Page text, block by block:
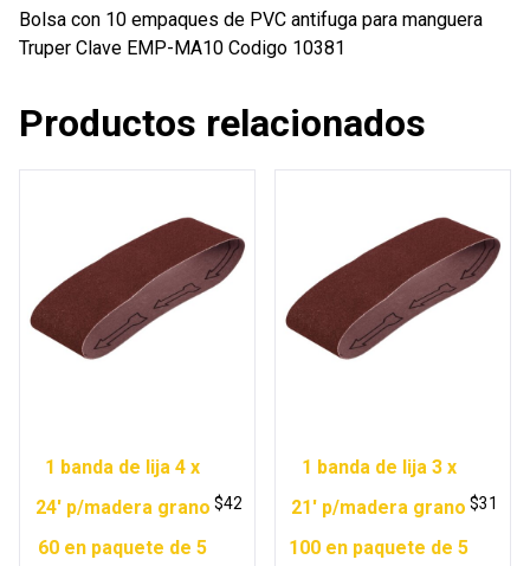
Bolsa con 10 empaques de PVC antifuga para manguera
Truper Clave EMP-MA10 Codigo 10381
Productos relacionados
1 banda de lija 4 x
24′ p/madera grano
60 en paquete de 5
$42
1 banda de lija 3 x
21′ p/madera grano
100 en paquete de 5
$31